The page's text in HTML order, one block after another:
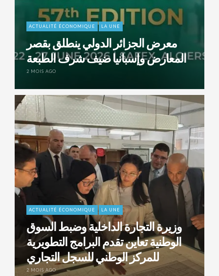
ACTUALITÉ ÉCONOMIQUE LA UNE
معرض الجزائر الدولي ينطلق بقصر
المعارض وإسبانيا ضيف شرف الطبعة
2 MOIS AGO
ACTUALITÉ ÉCONOMIQUE LA UNE
وزيرة التجارة الداخلية وضبط السوق
الوطنية تعاين تقدم البرامج التطويرية
للمركز الوطني للسجل التجاري
2 MOIS AGO